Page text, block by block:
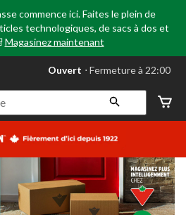
commence ici. Faites le plein de
technologiques, de sacs à dos et
Magasinez maintenant
votre
préféré
Leduc,
AB,
courament
Fermeture
à
22:00
cliquer
Ouvert ⋅ Fermeture à 22:00